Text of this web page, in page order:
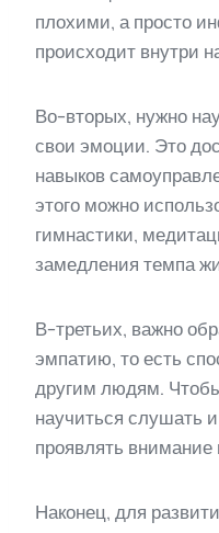
плохими, а просто
происходит внутри
Во-вторых, нужно
свои эмоции. Это
навыков
этого можно
гимнастики,
замедления темпа
В-третьих, важно
эмпатию, то есть
другим людям.
научиться слушать и
проявлять
Наконец, для